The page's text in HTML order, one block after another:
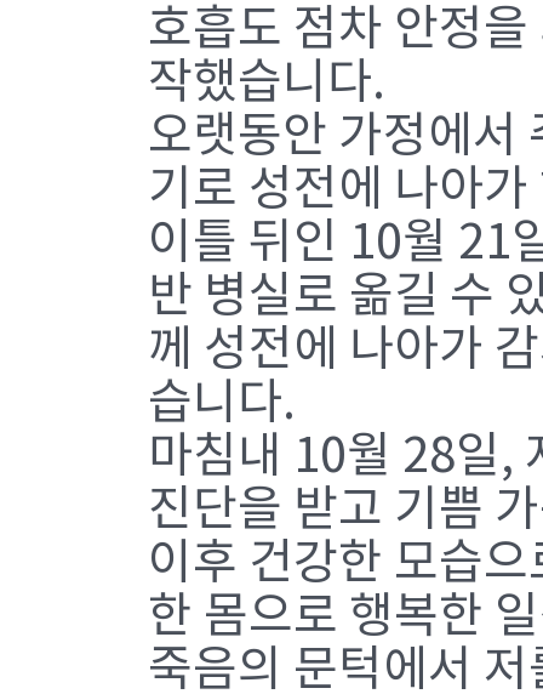
호흡도 점차 안정
작했습니다.
오랫동안 가정에서
기로 성전에 나아
이틀 뒤인 10월 21
반 병실로 옮길 수
께 성전에 나아가
습니다.
마침내 10월 28일,
진단을 받고 기쁨
이후 건강한 모습
한 몸으로 행복한
죽음의 문턱에서